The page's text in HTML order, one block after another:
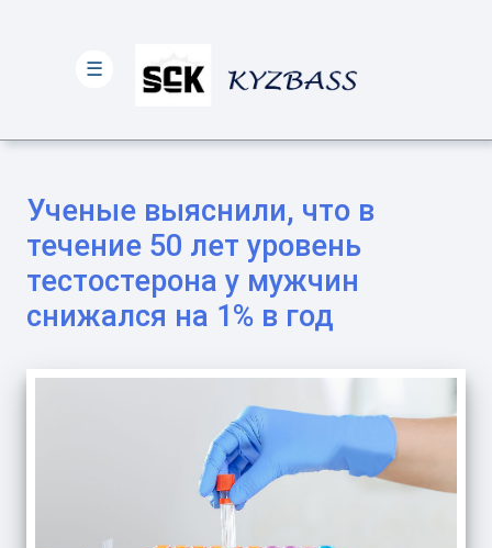
Ученые выяснили, что в
течение 50 лет уровень
тестостерона у мужчин
снижался на 1% в год
☰